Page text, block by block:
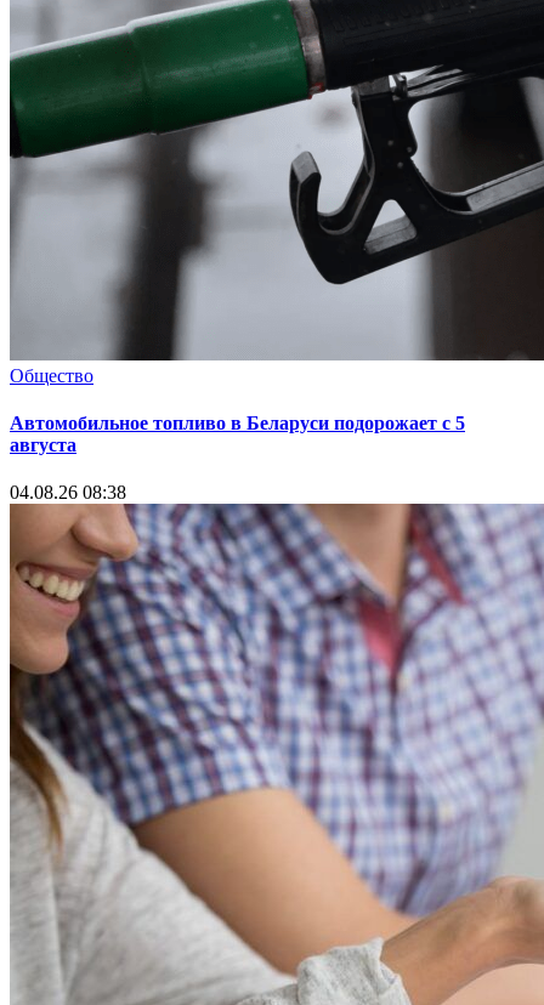
Общество
Автомобильное топливо в Беларуси подорожает с 5
августа
04.08.26 08:38